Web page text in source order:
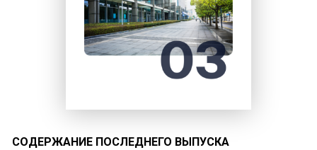
СОДЕРЖАНИЕ ПОСЛЕДНЕГО ВЫПУСКА